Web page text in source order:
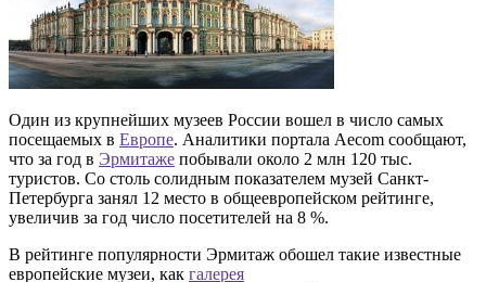
Один из крупнейших музеев России вошел в число самых
посещаемых в Европе. Аналитики портала Aecom сообщают,
что за год в Эрмитаже побывали около 2 млн 120 тыс.
туристов. Со столь солидным показателем музей Санкт-
Петербурга занял 12 место в общеевропейском рейтинге,
увеличив за год число посетителей на 8 %.
В рейтинге популярности Эрмитаж обошел такие известные
европейские музеи, как галерея